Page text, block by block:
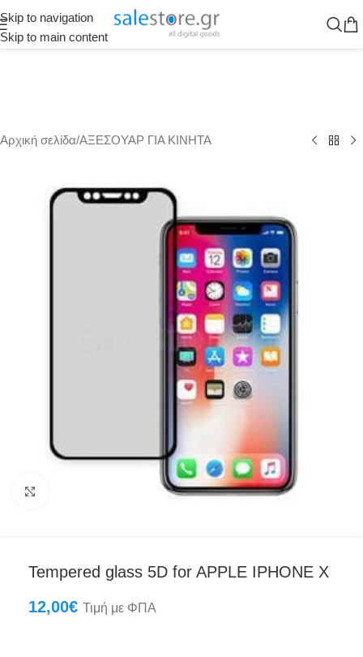
Skip to navigation
Skip to main content
Αρχική σελίδα/ΑΞΕΣΟΥΑΡ ΓΙΑ ΚΙΝΗΤΑ
Tempered glass 5D for APPLE IPHONE X
12,00€ Τιμή με ΦΠΑ